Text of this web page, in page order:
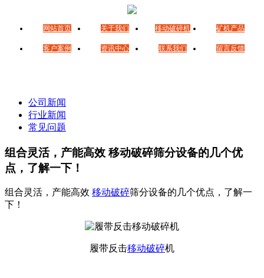
网站首页 关于我们 移动破碎机 矿机产品
客户案例 资讯中心 联系我们 留言反馈
公司新闻
行业新闻
常见问题
组合灵活，产能高效 移动破碎筛分设备的几个优
点，了解一下！
组合灵活，产能高效 移动破碎筛分设备的几个优点，了解一
下！
履带反击移动破碎机